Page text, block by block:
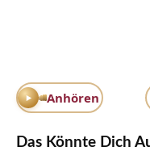
Anhören
Das Könnte Dich